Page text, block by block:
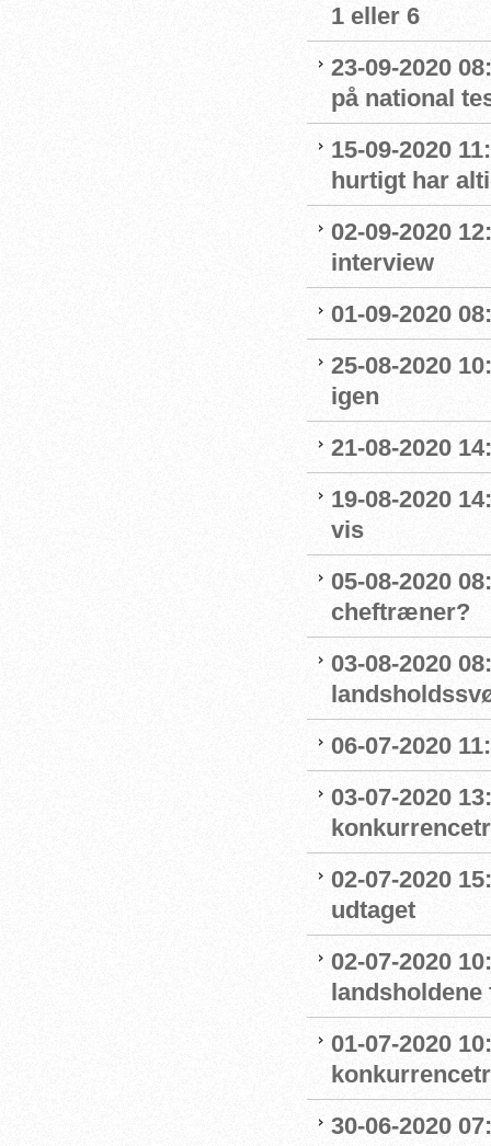
1 eller 6
23-09-2020
på national
15-09-2020
hurtigt har
02-09-2020
interview
01-09-2020
25-08-2020
igen
21-08-2020
19-08-2020
vis
05-08-2020
cheftræner?
03-08-2020
06-07-2020
03-07-2020
02-07-2020
udtaget
02-07-2020
01-07-2020
30-06-2020